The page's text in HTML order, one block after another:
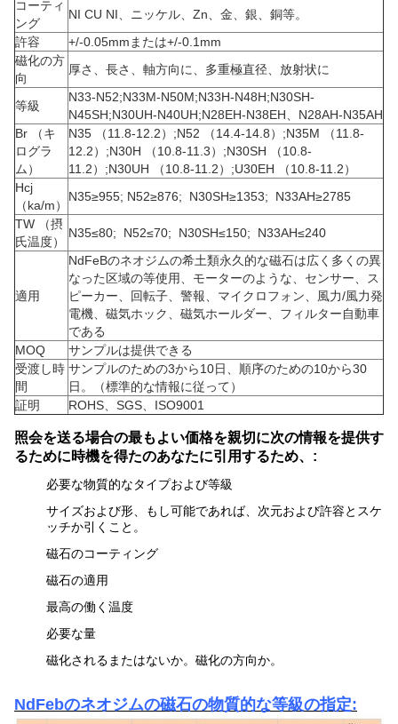
コーティ
ング
NI CU NI、ニッケル、Zn、金、銀、銅等。
許容
+/-0.05mmまたは+/-0.1mm
磁化の方
向
厚さ、長さ、軸方向に、多重極直径、放射状に
等級
N33-N52;N33M-N50M;N33H-N48H;N30SH-
N45SH;N30UH-N40UH;N28EH-N38EH、N28AH-N35AH
Br （キ
ログラ
ム）
N35 （11.8-12.2）;N52 （14.4-14.8）;N35M （11.8-
12.2）;N30H （10.8-11.3）;N30SH （10.8-
11.2）;N30UH （10.8-11.2）;U30EH （10.8-11.2）
Hcj
（ka/m）
N35≥955; N52≥876; N30SH≥1353; N33AH≥2785
TW （摂
氏温度）
N35≤80; N52≤70; N30SH≤150; N33AH≤240
適用
NdFeBのネオジムの希土類永久的な磁石は広く多くの異
なった区域の等使用、モーターのような、センサー、ス
ピーカー、回転子、警報、マイクロフォン、
風力/風力発
電機、磁気ホック、磁気ホールダー、フィルター自動車
である
MOQ
サンプルは提供できる
受渡し時
間
サンプルのための3から10日、順序のための10から30
日。（標準的な情報に従って）
証明
ROHS、SGS、ISO9001
照会を送る場合の最もよい価格を親切に次の情報を提供す
るために時機を得たのあなたに引用するため、:
必要な物質的なタイプおよび等級
サイズおよび形、もし可能であれば、次元および許容とスケ
ッチか引くこと。
磁石のコーティング
磁石の適用
最高の働く温度
必要な量
磁化されるまたはないか。磁化の方向か。
NdFebのネオジムの磁石の物質的な等級の指定: